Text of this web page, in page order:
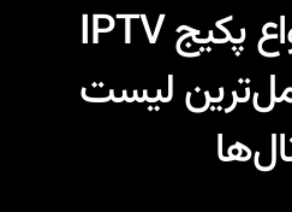
آشنایی با انواع پکیج‌ IPTV
لیست